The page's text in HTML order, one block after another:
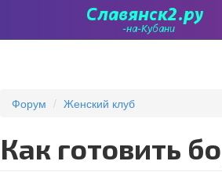
Форум Женский клуб
Как готовить